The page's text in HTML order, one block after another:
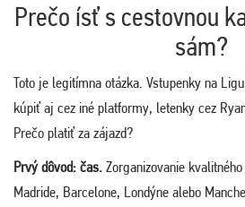
Prečo ísť s cestovnou
sám?
Toto je legitímna otázka. Vstupenky na
kúpiť aj cez iné platformy, letenky cez
Prečo platiť za zájazd?
Prvý dôvod: čas. Zorganizovanie
Madride, Barcelone, Londýne alebo